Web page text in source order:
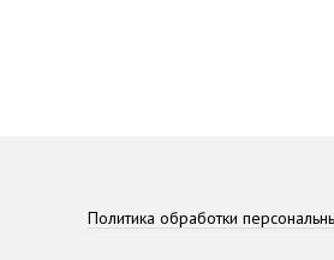
Политика обработки